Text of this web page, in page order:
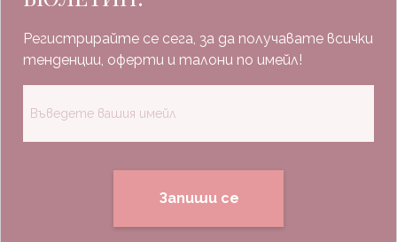
Регистрирайте се сега, за да получавате всички
тенденции, оферти и талони по имейл!
Запиши се